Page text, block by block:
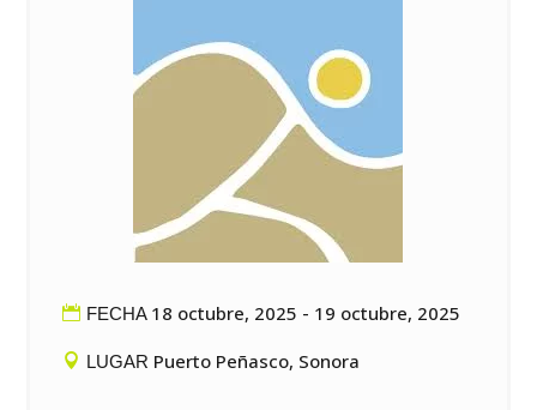
FECHA 18 octubre, 2025 - 19 octubre, 2025
LUGAR Puerto Peñasco, Sonora